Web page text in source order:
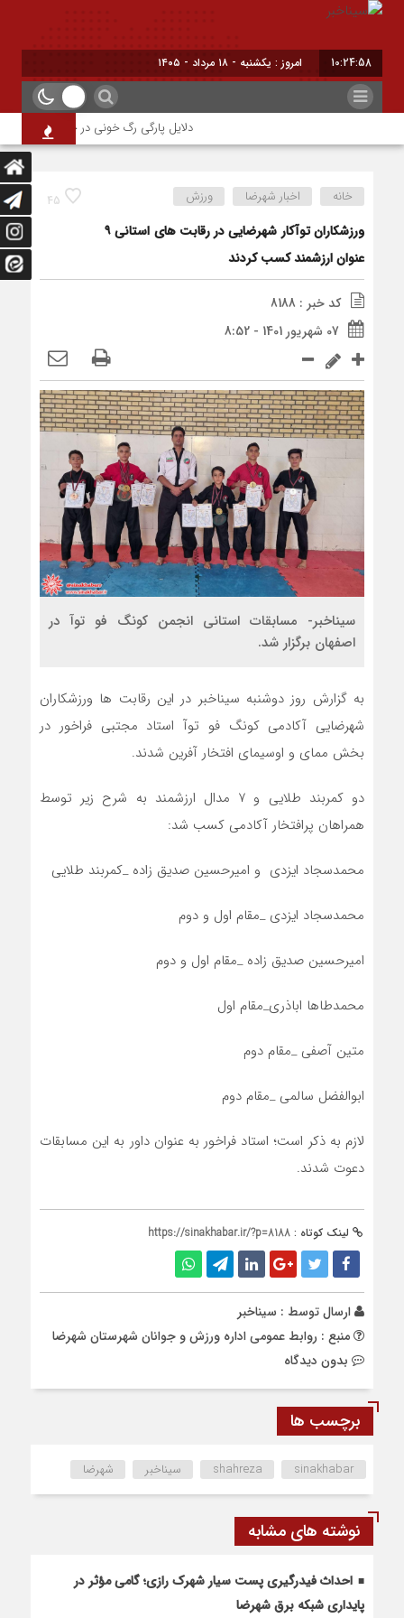
10:24:58 امروز : یکشنبه - ۱۸ مرداد - ۱۴۰۵
دلایل پارگی رگ خونی در چشم/ چه موقع
45 خانه اخبار شهرضا ورزش
ورزشکاران توآکار شهرضایی در رقابت های استانی ۹
عنوان ارزشمند کسب کردند
کد خبر : 8188
07 شهریور 1401 - 8:52
سیناخبر- مسابقات استانی انجمن کونگ فو توآ در
اصفهان برگزار شد.
به گزارش روز دوشنبه سیناخبر در این رقابت ها ورزشکاران
شهرضایی آکادمی کونگ فو توآ استاد مجتبی فراخور در
بخش ممای و اوسیمای افتخار آفرین شدند.
دو کمربند طلایی و ۷ مدال ارزشمند به شرح زیر توسط
همراهان پرافتخار آکادمی کسب شد:
محمدسجاد ایزدی و امیرحسین صدیق زاده _کمربند طلایی
محمدسجاد ایزدی _مقام اول و دوم
امیرحسین صدیق زاده _مقام اول و دوم
محمدطاها اباذری_مقام اول
متین آصفی _مقام دوم
ابوالفضل سالمی _مقام دوم
لازم به ذکر است؛ استاد فراخور به عنوان داور به این مسابقات
دعوت شدند.
لینک کوتاه : https://sinakhabar.ir/?p=8188
ارسال توسط : سیناخبر
منبع : روابط عمومی اداره ورزش و جوانان شهرستان شهرضا
بدون دیدگاه
برچسب ها
shahreza sinakhabar سیناخبر شهرضا
نوشته های مشابه
احداث فیدرگیری پست سیار شهرک رازی؛ گامی مؤثر در
پایداری شبکه برق شهرضا